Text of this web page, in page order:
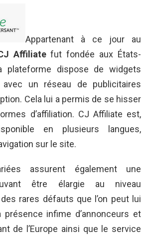
Appartenant à ce jour au
Affiliatefut fondée aux États-
plateforme dispose de widgets
avec un réseau de publicitaires
Cela lui a permis de se hisser
d’affiliation. CJ Affiliate est,
en plusieurs langues,
sur le site.
assurent également une
être élargie au niveau
des rares défauts que l’on peut lui
présence infime d’annonceurs et
de l’Europe ainsi que le service